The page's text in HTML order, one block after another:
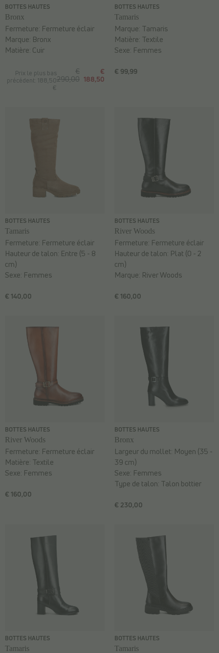
BOTTES HAUTES
Bronx
Prix le plus bas
précédent: 188,50
€
€
290,00
€
188,50
Fermeture: Fermeture éclair
Marque: Bronx
Matière: Cuir
BOTTES HAUTES
Tamaris
€ 99,99
Marque: Tamaris
Matière: Textile
Sexe: Femmes
BOTTES HAUTES
Tamaris
€ 140,00
Fermeture: Fermeture éclair
Hauteur de talon: Entre (5 - 8
cm)
Sexe: Femmes
BOTTES HAUTES
River Woods
€ 160,00
Fermeture: Fermeture éclair
Hauteur de talon: Plat (0 - 2
cm)
Marque: River Woods
BOTTES HAUTES
River Woods
€ 160,00
Fermeture: Fermeture éclair
Matière: Textile
Sexe: Femmes
BOTTES HAUTES
Bronx
€ 230,00
Largeur du mollet: Moyen (35 -
39 cm)
Sexe: Femmes
Type de talon: Talon bottier
BOTTES HAUTES
Tamaris
BOTTES HAUTES
Tamaris